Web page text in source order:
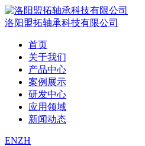
洛阳盟拓轴承科技有限公司
首页
关于我们
产品中心
案例展示
研发中心
应用领域
新闻动态
ENZH